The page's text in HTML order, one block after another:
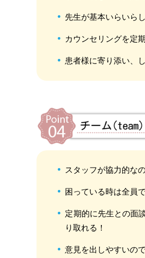
先生が基本いらいら
カウンセリングを定
患者様に寄り添い、
スタッフが協力的な
困っている時は全員
定期的に先生との面
り取れる！
意見を出しやすいの